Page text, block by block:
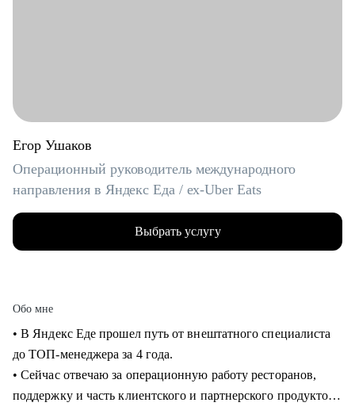
Егор Ушаков
Операционный руководитель международного
направления в Яндекс Еда / ex-Uber Eats
Выбрать услугу
Обо мне
• В Яндекс Еде прошел путь от внештатного специалиста
до ТОП-менеджера за 4 года.
• Сейчас отвечаю за операционную работу ресторанов,
поддержку и часть клиентского и партнерского продуктов